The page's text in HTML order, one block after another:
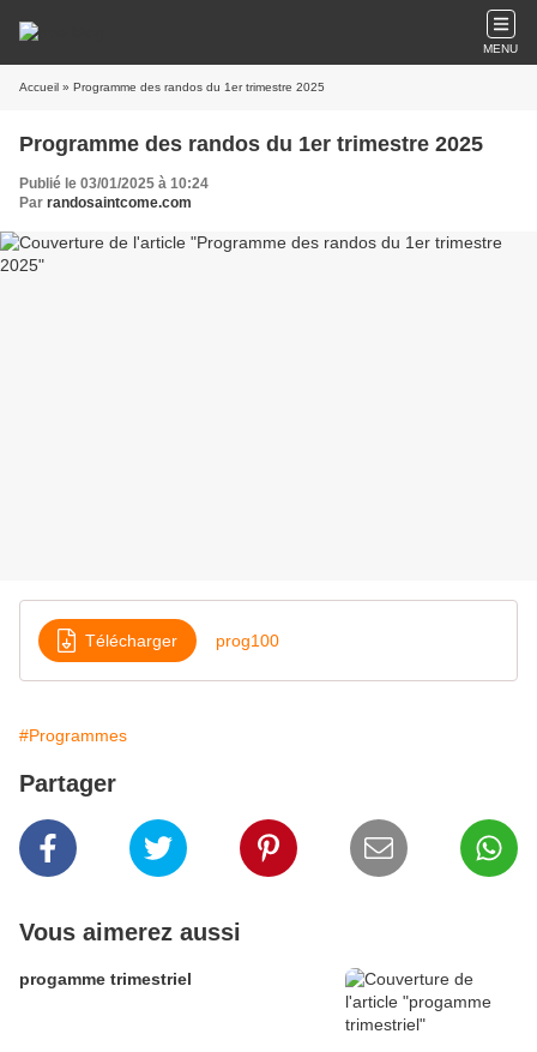
MENU
Accueil » Programme des randos du 1er trimestre 2025
Programme des randos du 1er trimestre 2025
Publié le 03/01/2025 à 10:24
Par randosaintcome.com
Télécharger prog100
#Programmes
Partager
Vous aimerez aussi
progamme trimestriel